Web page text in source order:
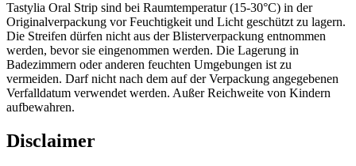
Tastylia Oral Strip sind bei Raumtemperatur (15-30°C) in der
Originalverpackung vor Feuchtigkeit und Licht geschützt zu lagern.
Die Streifen dürfen nicht aus der Blisterverpackung entnommen
werden, bevor sie eingenommen werden. Die Lagerung in
Badezimmern oder anderen feuchten Umgebungen ist zu
vermeiden. Darf nicht nach dem auf der Verpackung angegebenen
Verfalldatum verwendet werden. Außer Reichweite von Kindern
aufbewahren.
Disclaimer